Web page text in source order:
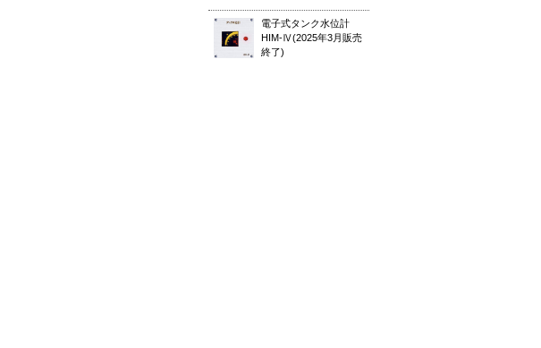
電子式タンク水位計
HIM-Ⅳ(2025年3月販売
終了)